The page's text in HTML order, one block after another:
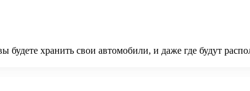
хранить свои автомобили, и даже где будут